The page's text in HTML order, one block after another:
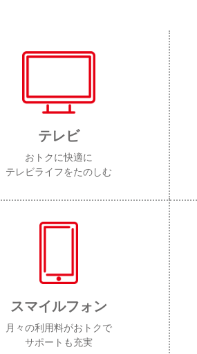
テレビ
おトクに快適に
テレビライフをたのしむ
スマイルフォン
月々の利用料がおトクで
サポートも充実